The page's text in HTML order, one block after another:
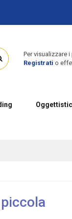
Per visualizzare
Registrati o